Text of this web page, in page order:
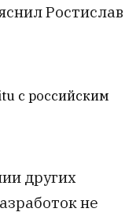
Ростислав
с российским
других
не